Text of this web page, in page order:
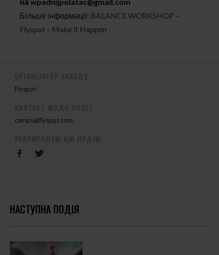
Більше інформації: BALANCE WORKSHOP –
Flyspot – Make it Happen
Flyspot
camps@flyspot.com
НАСТУПНА ПОДІЯ